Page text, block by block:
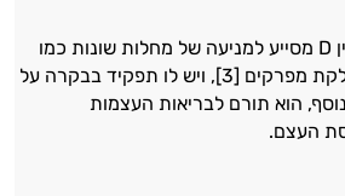
מחקרים מראים כי ויטמין D מסייע למניעה של מחלות שונות כמו
סוכרת [1], זאבת [2] ודלקת מפרקים [3], ויש לו תפקיד בבקרה על
הוא תורם לבריאות העצמות
העצם.